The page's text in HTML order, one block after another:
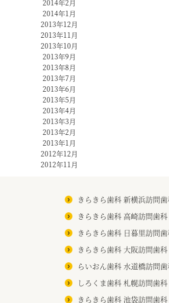
2014年2月
2014年1月
2013年12月
2013年11月
2013年10月
2013年9月
2013年8月
2013年7月
2013年6月
2013年5月
2013年4月
2013年3月
2013年2月
2013年1月
2012年12月
2012年11月
きらきら歯科 新横浜訪問
きらきら歯科 高崎訪問歯科
きらきら歯科 日暮里訪問
きらきら歯科 大阪訪問歯科
らいおん歯科 水道橋訪問
しろくま歯科 札幌訪問歯科
きらきら歯科 池袋訪問歯科